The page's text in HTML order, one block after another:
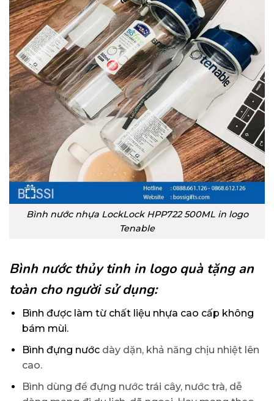
Bình nước nhựa LockLock HPP722 500ML in logo
Tenable
Bình nước thủy tinh in logo quà tặng an
toàn cho người sử dụng:
Bình được làm từ chất liệu nhựa cao cấp không
bám mùi.
Bình đựng nướcdày dặn, khả năng chịu nhiệt lên
cao.
Bình dùng để đựng nước trái cây, nước trà, dễ